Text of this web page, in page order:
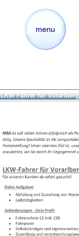
LKW Fahrer für